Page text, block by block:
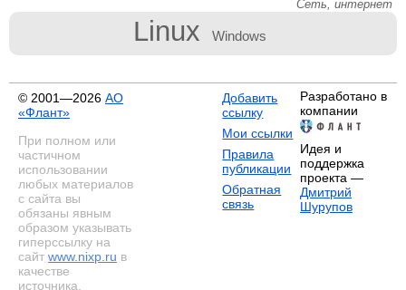
Сеть, интернет
Linux Windows
© 2001—2026 АО
«Флант»
При полном или
частичном
использовании
любых материалов
с сайта вы
обязаны явным
образом указывать
гиперссылку на
сайт www.nixp.ru в
качестве
источника.
Добавить
ссылку
Мои ссылки
Правила
публикации
Обратная
связь
Разработано в
компании
Идея и
поддержка
проекта —
Дмитрий
Шурупов